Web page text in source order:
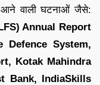
आने वाली घटनाओं जैसे:
Annual Report
Defence System,
Kotak Mahindra
Bank, IndiaSkills